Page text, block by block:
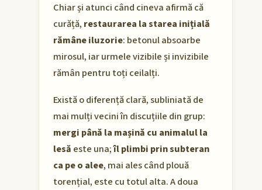
Chiar și atunci când cineva afirmă că
curăță, restaurarea la starea inițială
rămâne iluzorie: betonul absoarbe
mirosul, iar urmele vizibile și invizibile
rămân pentru toți ceilalți.
Există o diferență clară, subliniată de
mai mulți vecini în discuțiile din grup:
mergi până la mașină cu animalul la
lesă este una;îl plimbi prin subteran
ca pe o alee, mai ales când plouă
torențial, este cu totul alta. A doua